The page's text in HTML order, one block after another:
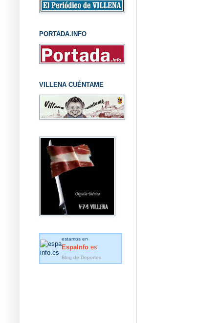
PORTADA.INFO
VILLENA CUÉNTAME
estamos en
EspaInfo .es
Blog de Deportes